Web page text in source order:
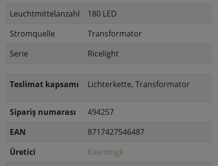
Leuchtmittelanzahl
180 LED
Stromquelle
Transformator
Serie
Ricelight
Teslimat kapsamı Lichterkette, Transformator
Sipariş numarası
494257
EAN
8717427546487
Üretici
Kaemingk